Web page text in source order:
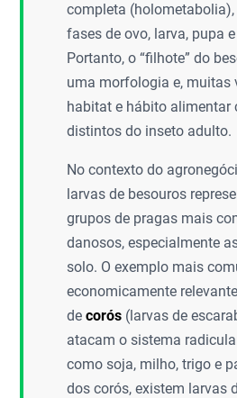
completa
fases de ovo, larva, pupa
Portanto, o “filhote” do
uma morfologia e, muitas
habitat e hábito alimentar
distintos do inseto adulto.
No contexto do
larvas de besouros
grupos de pragas mais
danosos, especialmente
solo. O exemplo mais
economicamente
decorós (larvas de
atacam o sistema
como soja, milho, trigo e
dos corós, existem larvas